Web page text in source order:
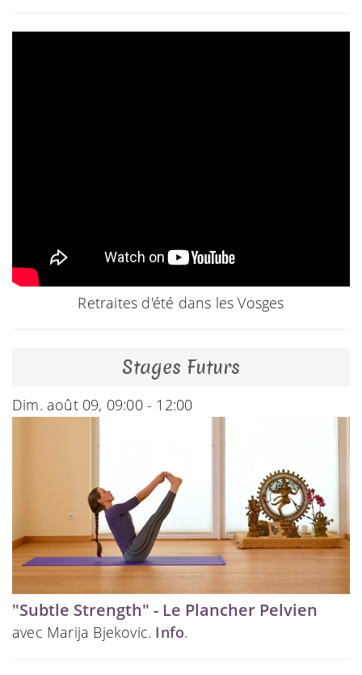
Retraites d'été dans les Vosges
Stages Futurs
Dim. août 09, 09:00 - 12:00
"Subtle Strength" - Le Plancher Pelvien
avec Marija Bjekovic. Info.